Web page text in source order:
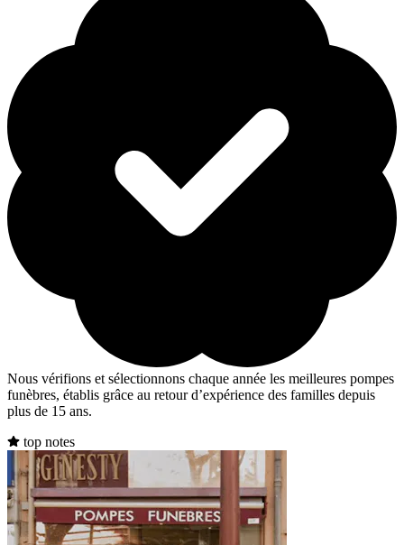
Nous vérifions et sélectionnons chaque année les meilleures pompes
funèbres, établis grâce au retour d’expérience des familles depuis
plus de 15 ans.
top notes